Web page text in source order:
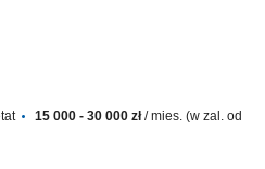
15 000 - 30 000 zł/ mies. (w zal. od